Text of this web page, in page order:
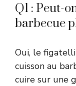
Q1 : Peut-
barbecue
Oui, le
cuisson au
cuire sur une